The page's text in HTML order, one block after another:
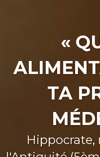
«
TA
IntroHippocrate,